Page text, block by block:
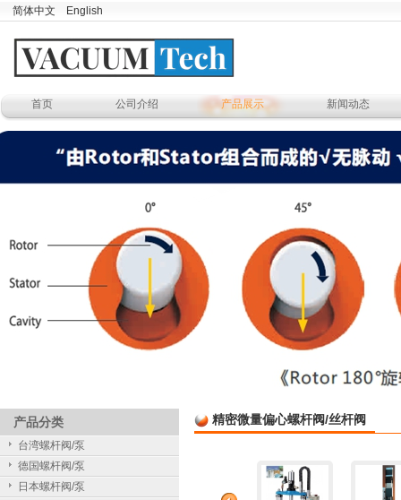
简体中文 English
首页 公司介绍 产品展示 新闻动态
精密微量偏心螺杆阀/丝杆阀
产品分类
台湾螺杆阀/泵
德国螺杆阀/泵
日本螺杆阀/泵